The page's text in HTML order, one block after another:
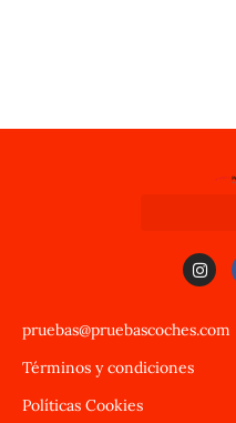
pruebas@pruebascoches.com
Términos y condiciones
Políticas Cookies